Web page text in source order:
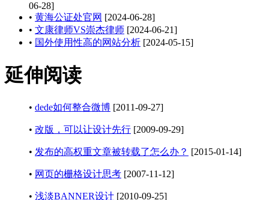
06-28]
• 黄海公证处官网 [2024-06-28]
• 文康律师VS崇杰律师 [2024-06-21]
• 国外使用性高的网站分析 [2024-05-15]
延伸阅读
• dede如何整合微博 [2011-09-27]
• 改版，可以让设计先行 [2009-09-29]
• 发布的高权重文章被转载了怎么办？ [2015-01-14]
• 网页的栅格设计思考 [2007-11-12]
• 浅淡BANNER设计 [2010-09-25]